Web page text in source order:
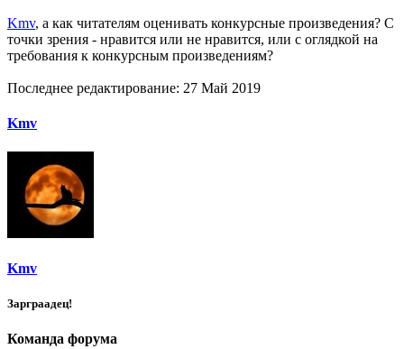
Kmv, а как читателям оценивать конкурсные произведения? С
точки зрения - нравится или не нравится, или с оглядкой на
требования к конкурсным произведениям?
Последнее редактирование: 27 Май 2019
Kmv
Kmv
Зарграадец!
Команда форума